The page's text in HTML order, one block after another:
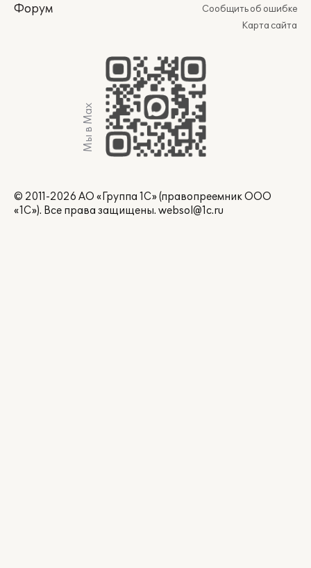
Форум
Сообщить об ошибке
Карта сайта
Мы в Max
© 2011-2026 АО «Группа 1С» (правопреемник ООО
«1С»). Все права защищены. websol@1c.ru